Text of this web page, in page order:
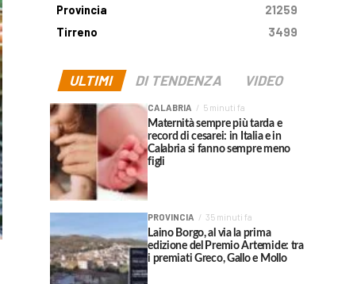
Provincia
21259
Tirreno
3499
ULTIMI DI TENDENZA VIDEO
CALABRIA 5 minuti fa
Maternità sempre più tarda e
record di cesarei: in Italia e in
Calabria si fanno sempre meno
figli
PROVINCIA 35 minuti fa
Laino Borgo, al via la prima
edizione del Premio Artemide: tra
i premiati Greco, Gallo e Mollo